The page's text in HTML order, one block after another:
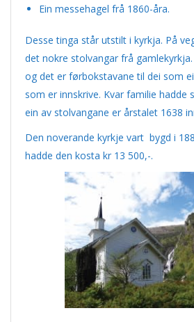
Ein messehagel frå 1860-åra.
Desse tinga står utstilt i kyrkja. På
det nokre stolvangar frå
og det er førbokstavane til dei som
som er innskrive. Kvar familie hadde
ein av stolvangane er årstalet 1638
Den noverande kyrkje vart bygd i
hadde den kosta kr 13 500,-.